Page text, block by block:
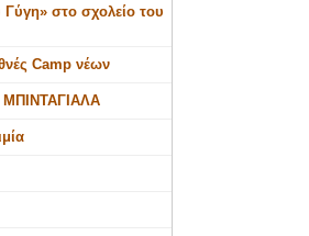
Γύγη» στο σχολείο του
Camp νέων